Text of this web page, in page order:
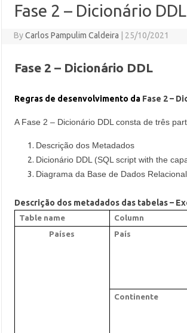
Fase 2 – Dicionário DDL
ByCarlos Pampulim Caldeira 25/10/2021
Fase 2 – Dicionário DDL
Regras de desenvolvimento da Fase 2 –
A Fase 2 – Dicionário DDL consta de três
Descrição dos Metadados
Dicionário DDL (SQL script with the
Diagrama da Base de Dados
Descrição dos metadados das tabelas –
Table name Column
Países
País
Continente